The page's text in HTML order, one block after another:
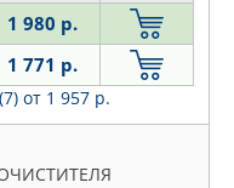
1 980 р.
1 771 р.
от 1 957 р.